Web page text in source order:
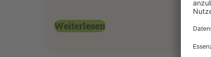
Weiterlesen